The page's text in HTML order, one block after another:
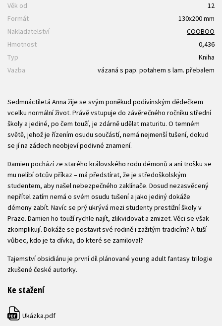
Věk od
12
Formát
130x200 mm
Nakladatelství
COOBOO
Hmotnost
0,436
Typ
Kniha
Vazba
vázaná s pap. potahem s lam. přebalem
Sedmnáctiletá Anna žije se svým poněkud podivínským dědečkem
vcelku normální život. Právě vstupuje do závěrečného ročníku střední
školy a jediné, po čem touží, je zdárně udělat maturitu. O temném
světě, jehož je řízením osudu součástí, nemá nejmenší tušení, dokud
se jí na zádech neobjeví podivné znamení.
Damien pochází ze starého královského rodu démonů a ani trošku se
mu nelíbí otcův příkaz – má předstírat, že je středoškolským
studentem, aby našel nebezpečného zaklínače. Dosud nezasvěcený
nepřítel zatím nemá o svém osudu tušení a jako jediný dokáže
démony zabít. Navíc se prý ukrývá mezi studenty prestižní školy v
Praze. Damien ho touží rychle najít, zlikvidovat a zmizet. Věci se však
zkomplikují. Dokáže se postavit své rodině i zažitým tradicím? A tuší
vůbec, kdo je ta dívka, do které se zamiloval?
Tajemství obsidiánu je první díl plánované young adult fantasy trilogie
zkušené české autorky.
Ke stažení
PDF Ukázka.pdf